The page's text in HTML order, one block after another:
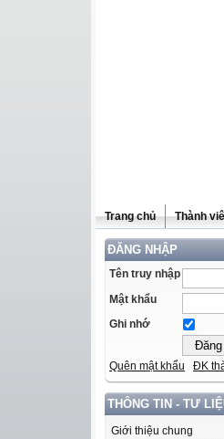
Trang chủ Thành
ĐĂNG NHẬP
Tên truy nhập
Mật khẩu
Ghi nhớ
Quên mật khẩu ĐK
THÔNG TIN - TƯ
Giới thiệu chung